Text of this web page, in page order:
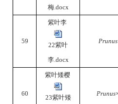
梅.docx
59
紫叶李
22紫叶
李.docx
60
紫叶矮樱
23紫叶矮
Prunus×